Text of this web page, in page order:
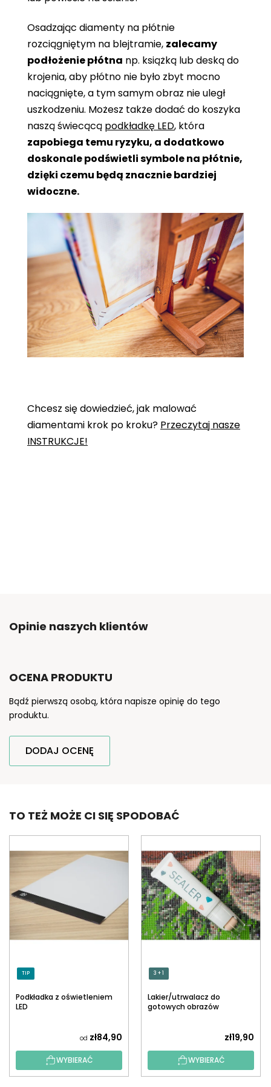
Osadzając diamenty na płótnie
rozciągniętym na blejtramie, zalecamy
podłożenie płótna np. książką lub deską do
krojenia, aby płótno nie było zbyt mocno
naciągnięte, a tym samym obraz nie uległ
uszkodzeniu. Możesz także dodać do koszyka
naszą świecącą podkładkę LED, która
zapobiega temu ryzyku, a dodatkowo
doskonale podświetli symbole na płótnie,
dzięki czemu będą znacznie bardziej
widoczne.
Chcesz się dowiedzieć, jak malować
diamentami krok po kroku? Przeczytaj nasze
INSTRUKCJE!
Opinie naszych klientów
OCENA PRODUKTU
Bądź pierwszą osobą, która napisze opinię do tego
produktu.
DODAJ OCENĘ
TO TEŻ MOŻE CI SIĘ SPODOBAĆ
TIP
Podkładka z oświetleniem
LED
od zł84,90
WYBIERAĆ
3 + 1
Lakier/utrwalacz do
gotowych obrazów
zł19,90
WYBIERAĆ